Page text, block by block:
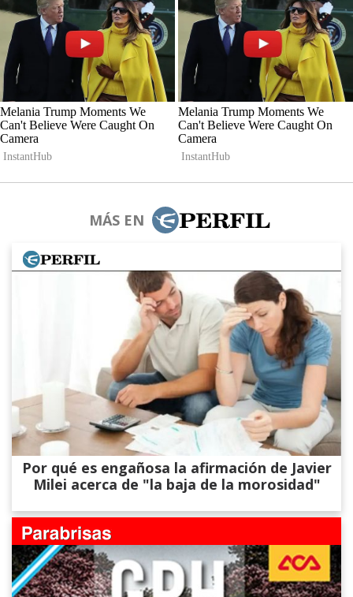
MÁS EN
Por qué es engañosa la afirmación de Javier
Milei acerca de "la baja de la morosidad"